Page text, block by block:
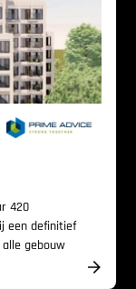
420
een definitief
gebouw